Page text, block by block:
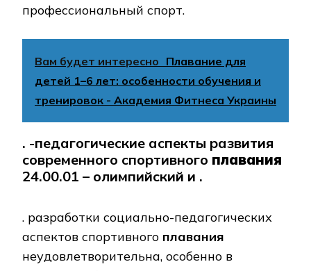
профессиональный спорт.
Вам будет интересно Плавание для
детей 1–6 лет: особенности обучения и
тренировок - Академия Фитнеса Украины
. -педагогические аспекты развития
современного спортивного плавания
24.00.01 – олимпийский и .
. разработки социально-педагогических
аспектов спортивного плавания
неудовлетворительна, особенно в